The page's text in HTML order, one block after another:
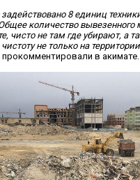
8 единиц
количество вывезенного
чисто не там где убирают, а
не только на
в акимате.